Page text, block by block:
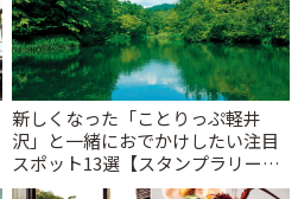
新しくなった「ことりっぷ軽井
沢」と一緒におでかけしたい注目
スポット13選【スタンプラリー開
催中】 | ことりっぷ